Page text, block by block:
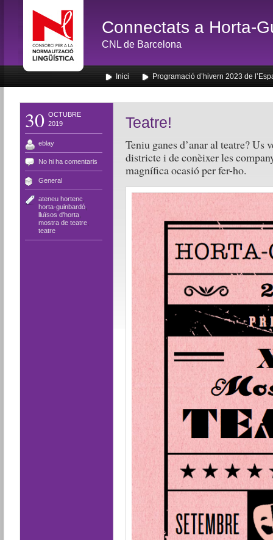
Connectats a Horta-
CNL de Barcelona
Inici Programació d’hivern 2023 de
30 OCTUBRE
2019
eblay
No hi ha comentaris
General
ateneu hortenc
horta-guinbardó,
lluïsos d'horta,
mostra de teatre,
teatre
Teatre!
Teniu ganes d’anar al teatre? Us
districte i de conèixer les
magnífica ocasió per fer-ho.